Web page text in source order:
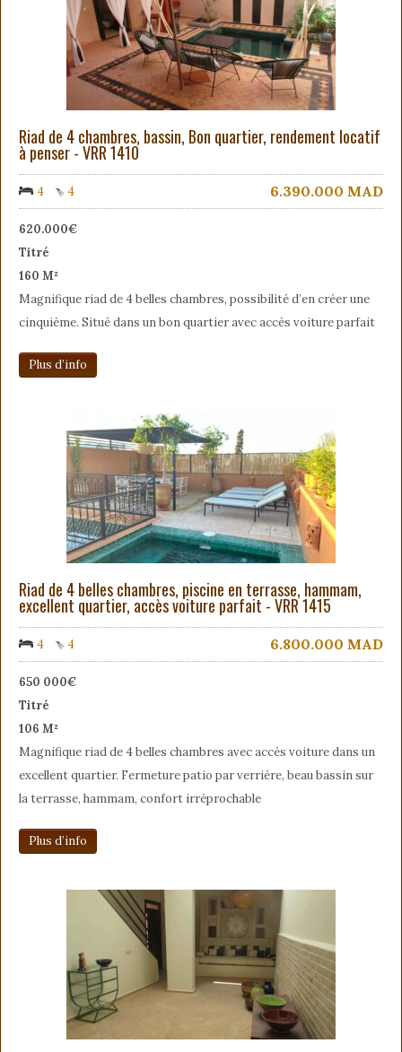
Riad de 4 chambres, bassin, Bon quartier, rendement locatif
à penser - VRR 1410
4 4 6.390.000 MAD
620.000€
Titré
160 M²
Magnifique riad de 4 belles chambres, possibilité d’en créer une
cinquième. Situé dans un bon quartier avec accès voiture parfait
Plus d’info
Riad de 4 belles chambres, piscine en terrasse, hammam,
excellent quartier, accès voiture parfait - VRR 1415
4 4 6.800.000 MAD
650 000€
Titré
106 M²
Magnifique riad de 4 belles chambres avec accès voiture dans un
excellent quartier. Fermeture patio par verrière, beau bassin sur
la terrasse, hammam, confort irréprochable
Plus d’info